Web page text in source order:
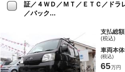
証／４ＷＤ／ＭＴ／ＥＴＣ／ドラ
／バック...
支払総額
(税込)
車両本
(税込)
65万円